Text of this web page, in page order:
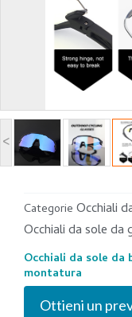
<
Categorie Occhiali
Occhiali da sole da
Occhiali da sole da
montatura
Ottieni un